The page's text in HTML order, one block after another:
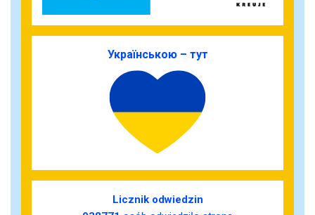
Українською – тут
Licznik odwiedzin